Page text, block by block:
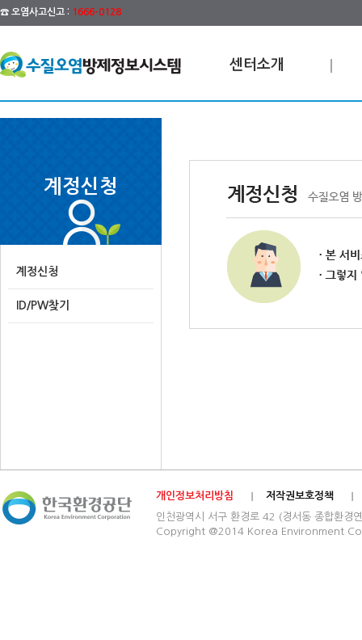
☎ 오염사고신고 : 1666-0128
센터소개
계정신청
계정신청
ID/PW찾기
개인정보처리방침
저작권보호정책
인천광역시 서구 환경로 42 (경서동 종합
Copyright @2014 Korea Environment